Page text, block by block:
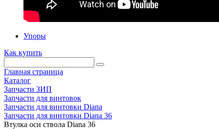
Упоры
Как купить
Главная страница
Каталог
Запчасти ЗИП
Запчасти для винтовок
Запчасти для винтовки Diana
Запчасти для винтовки Diana 36
Втулка оси ствола Diana 36